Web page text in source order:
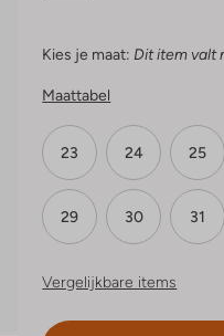
Kies je maat: Dit item valt
Maattabel
23 24 25
29 30 31
Vergelijkbare items